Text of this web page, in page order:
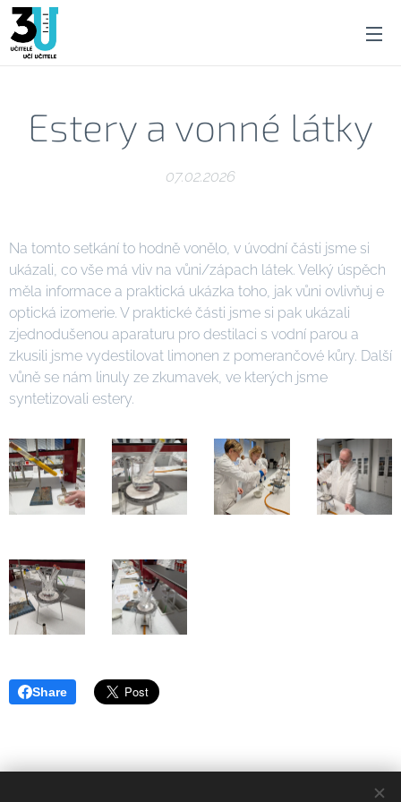
Estery a vonné látky
07.02.2026
Na tomto setkání to hodně vonělo, v úvodní části jsme si
ukázali, co vše má vliv na vůni/zápach látek. Velký úspěch
měla informace a praktická ukázka toho, jak vůni ovlivňuj e
optická izomerie. V praktické části jsme si pak ukázali
zjednodušenou aparaturu pro destilaci s vodní parou a
zkusili jsme vydestilovat limonen z pomerančové kůry. Další
vůně se nám linuly ze zkumavek, ve kterých jsme
syntetizovali estery.
Share